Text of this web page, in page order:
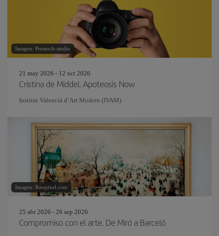
Imagen: Prostock-studio
21 may 2026 - 12 oct 2026
Cristina de Middel. Apoteosis Now
Institut Valencià d’Art Modern (IVAM)
Imagen: Rawpixel.com
25 abr 2026 - 26 sep 2026
Compromiso con el arte. De Miró a Barceló